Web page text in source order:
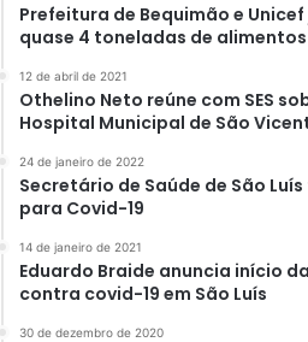
Prefeitura de Bequimão e
quase 4 toneladas de alimentos
12 de abril de 2021
Othelino Neto reúne com SES
Hospital Municipal de São
24 de janeiro de 2022
Secretário de Saúde de São
para Covid-19
14 de janeiro de 2021
Eduardo Braide anuncia início
contra covid-19 em São Luís
30 de dezembro de 2020